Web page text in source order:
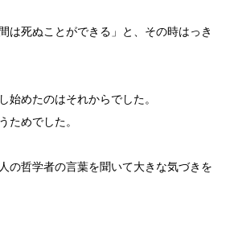
は死ぬことができる」と、その時はっき
始めたのはそれからでした。
ためでした。
の哲学者の言葉を聞いて大きな気づきを